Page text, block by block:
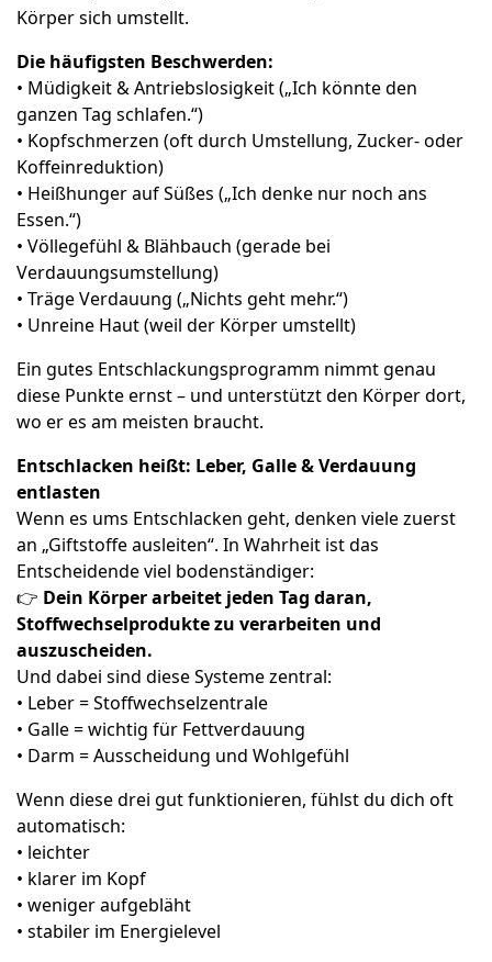
Körper sich umstellt.
Die häufigsten Beschwerden:
• Müdigkeit & Antriebslosigkeit („Ich könnte den
ganzen Tag schlafen.“)
• Kopfschmerzen (oft durch Umstellung, Zucker- oder
Koffeinreduktion)
• Heißhunger auf Süßes („Ich denke nur noch ans
Essen.“)
• Völlegefühl & Blähbauch (gerade bei
Verdauungsumstellung)
• Träge Verdauung („Nichts geht mehr.“)
• Unreine Haut (weil der Körper umstellt)
Ein gutes Entschlackungsprogramm nimmt genau
diese Punkte ernst – und unterstützt den Körper dort,
wo er es am meisten braucht.
Entschlacken heißt: Leber, Galle & Verdauung
entlasten
Wenn es ums Entschlacken geht, denken viele zuerst
an „Giftstoffe ausleiten“. In Wahrheit ist das
Entscheidende viel bodenständiger:
👉 Dein Körper arbeitet jeden Tag daran,
Stoffwechselprodukte zu verarbeiten und
auszuscheiden.
Und dabei sind diese Systeme zentral:
• Leber = Stoffwechselzentrale
• Galle = wichtig für Fettverdauung
• Darm = Ausscheidung und Wohlgefühl
Wenn diese drei gut funktionieren, fühlst du dich oft
automatisch:
• leichter
• klarer im Kopf
• weniger aufgebläht
• stabiler im Energielevel